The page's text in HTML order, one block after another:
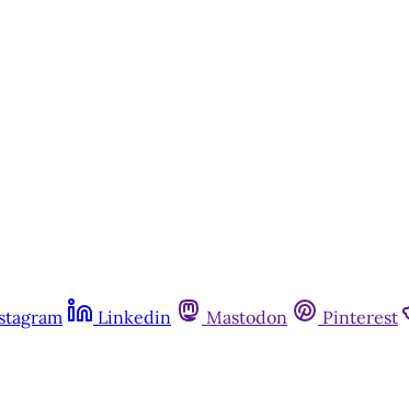
Linkedin Mastodon Pinterest